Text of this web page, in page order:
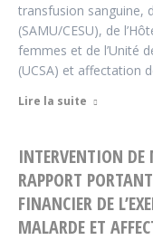
transfusion sanguine,
(SAMU/CESU), de
femmes et de l’Unité
(UCSA) et affectation
Lire la suite
INTERVENTION
RAPPORT
FINANCIER DE
MALARDE ET